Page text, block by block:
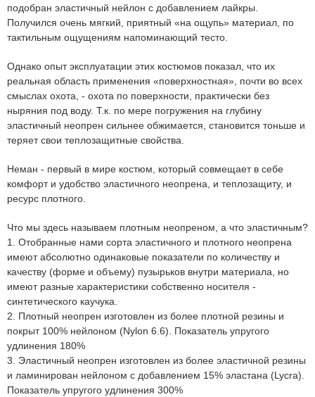
подобран эластичный нейлон с добавлением лайкры.
Получился очень мягкий, приятный «на ощупь» материал, по
тактильным ощущениям напоминающий тесто.
Однако опыт эксплуатации этих костюмов показал, что их
реальная область применения «поверхностная», почти во всех
смыслах охота, - охота по поверхности, практически без
ныряния под воду. Т.к. по мере погружения на глубину
эластичный неопрен сильнее обжимается, становится тоньше и
теряет свои теплозащитные свойства.
Неман - первый в мире костюм, который совмещает в себе
комфорт и удобство эластичного неопрена, и теплозащиту, и
ресурс плотного.
Что мы здесь называем плотным неопреном, а что эластичным?
1. Отобранные нами сорта эластичного и плотного неопрена
имеют абсолютно одинаковые показатели по количеству и
качеству (форме и объему) пузырьков внутри материала, но
имеют разные характеристики собственно носителя -
синтетического каучука.
2. Плотный неопрен изготовлен из более плотной резины и
покрыт 100% нейлоном (Nylon 6.6). Показатель упругого
удлинения 180%
3. Эластичный неопрен изготовлен из более эластичной резины
и ламинирован нейлоном с добавлением 15% эластана (Lycra).
Показатель упругого удлинения 300%